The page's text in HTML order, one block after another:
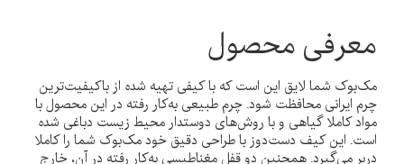
معرفی محصول
مک‌بوک‌ شما لایق این است که با کیفی تهیه شده از باکیفیت‌ترین
چرم ایرانی محافظت شود. چرم طبیعی به‌کار رفته در این محصول با
مواد کاملا گیاهی و با روش‌های دوستدار محیط زیست دباغی شده
است. این کیف دست‌دوز با طراحی دقیق خود مک‌بوک‌ شما را کاملا
دربر می‌گیرد. همچنین دو قفل مغناطیسی به‌کار رفته در آن، خارج